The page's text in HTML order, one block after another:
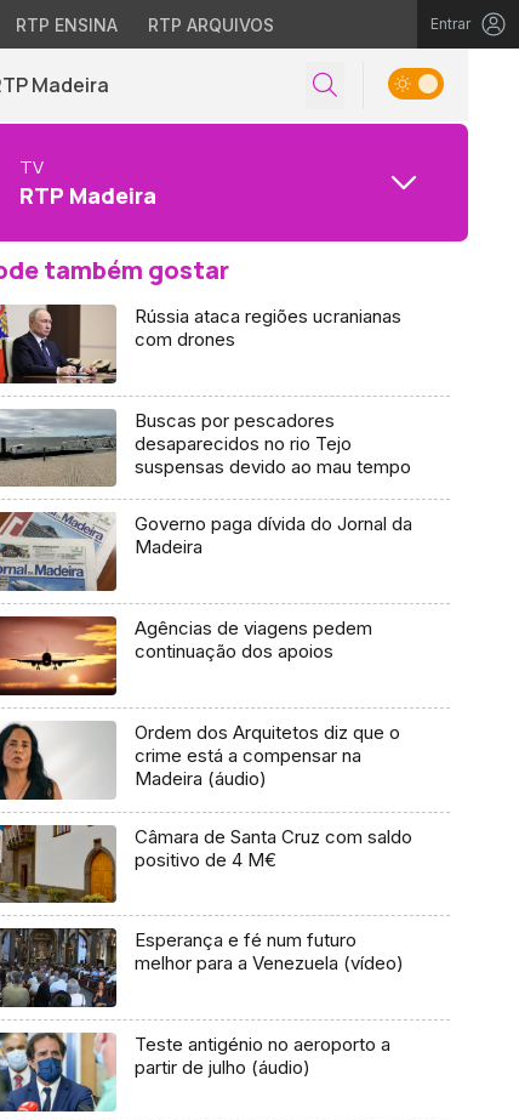
RTP ENSINA RTP ARQUIVOS Entrar
Madeira
TV
RTP Madeira
também gostar
Rússia ataca regiões ucranianas
com drones
Buscas por pescadores
desaparecidos no rio Tejo
suspensas devido ao mau tempo
Governo paga dívida do Jornal da
Madeira
Agências de viagens pedem
continuação dos apoios
Ordem dos Arquitetos diz que o
crime está a compensar na
Madeira (áudio)
Câmara de Santa Cruz com saldo
positivo de 4 M€
Esperança e fé num futuro
melhor para a Venezuela (vídeo)
Teste antigénio no aeroporto a
partir de julho (áudio)